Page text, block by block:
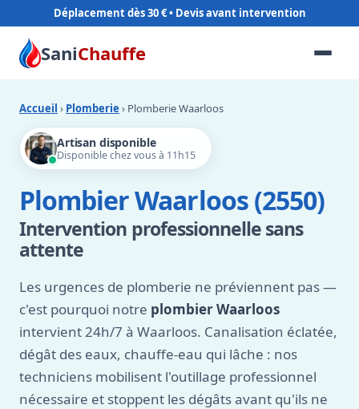
Déplacement dès 30 €
SaniChauffe
Accueil › Plomberie › Plomberie Waarloos
Artisan disponible
Disponible chez vous à 11h15
Plombier Waarloos (2550)
Intervention professionnelle sans
attente
Les urgences de plomberie ne préviennent pas —
c'est pourquoi notre plombier Waarloos
intervient 24h/7 à Waarloos. Canalisation éclatée,
dégât des eaux, chauffe-eau qui lâche : nos
techniciens mobilisent l'outillage professionnel
nécessaire et stoppent les dégâts avant qu'ils ne